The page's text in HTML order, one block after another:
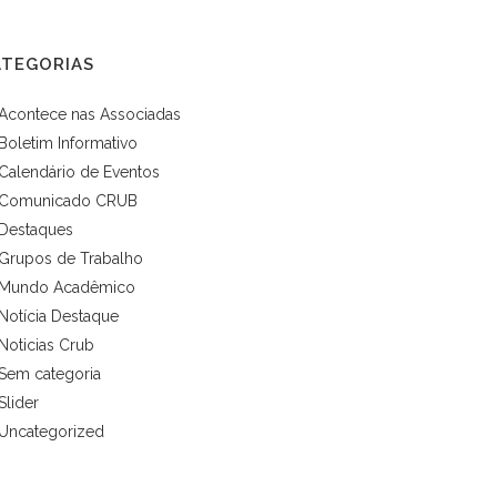
nas Associadas
Informativo
de Eventos
CRUB
de Trabalho
Acadêmico
Destaque
Crub
categoria